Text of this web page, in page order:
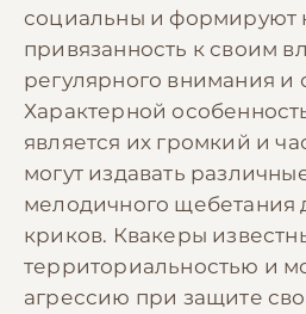
социальны и формируют
привязанность к своим
регулярного внимания и
Характерной
является их громкий и
могут издавать
мелодичного щебетания
криков. Квакеры
территориальностью и
агрессию при защите